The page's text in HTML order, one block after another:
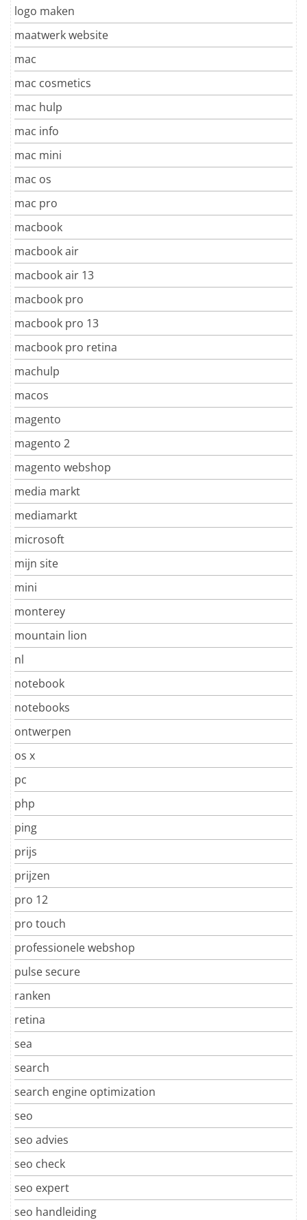
logo maken
maatwerk website
mac
mac cosmetics
mac hulp
mac info
mac mini
mac os
mac pro
macbook
macbook air
macbook air 13
macbook pro
macbook pro 13
macbook pro retina
machulp
macos
magento
magento 2
magento webshop
media markt
mediamarkt
microsoft
mijn site
mini
monterey
mountain lion
nl
notebook
notebooks
ontwerpen
os x
pc
php
ping
prijs
prijzen
pro 12
pro touch
professionele webshop
pulse secure
ranken
retina
sea
search
search engine optimization
seo
seo advies
seo check
seo expert
seo handleiding